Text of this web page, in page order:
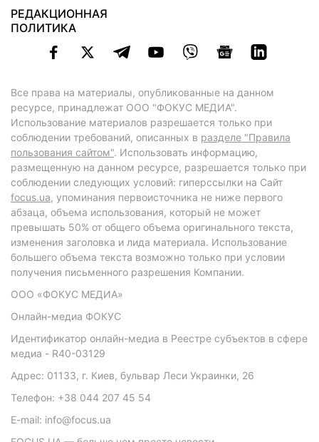
РЕДАКЦИОННАЯ
ПОЛИТИКА
Все права на материалы, опубликованные на данном
ресурсе, принадлежат ООО "ФОКУС МЕДИА".
Использование материалов разрешается только при
соблюдении требований, описанных в разделе "Правила
пользования сайтом". Использовать информацию,
размещенную на данном ресурсе, разрешается только при
соблюдении следующих условий: гиперссылки на Сайт
focus.ua, упоминания первоисточника не ниже первого
абзаца, объема использования, который не может
превышать 50% от общего объема оригинального текста,
изменения заголовка и лида материала. Использование
большего объема текста возможно только при условии
получения письменного разрешения Компании.
ООО «ФОКУС МЕДИА»
Онлайн-медиа ФОКУС
Идентификатор онлайн-медиа в Реестре субъектов в сфере
медиа - R40-03129
Адрес: 01133, г. Киев, бульвар Леси Украинки, 26
Телефон: +38 044 207 45 54
E-mail: info@focus.ua